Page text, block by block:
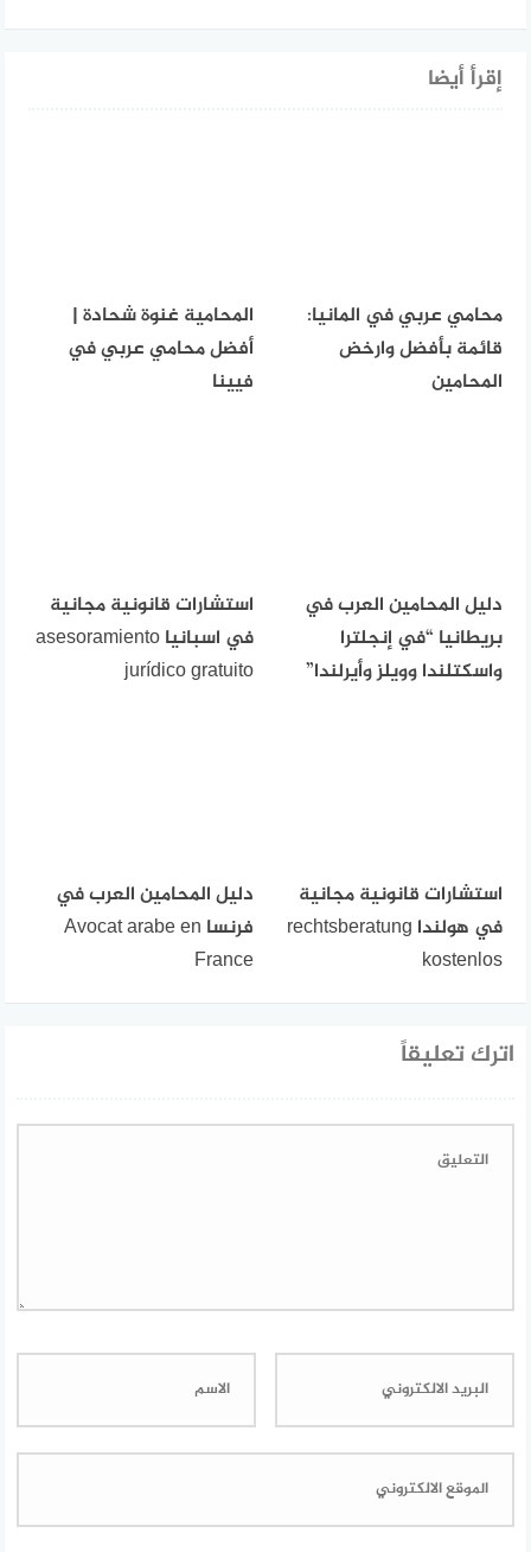
إقرأ أيضا
محامي عربي في المانيا:
قائمة بأفضل وارخض
المحامين
المحامية غنوة شحادة |
أفضل محامي عربي في
فيينا
دليل المحامين العرب في
بريطانيا “في إنجلترا
واسكتلندا وويلز وأيرلندا”
استشارات قانونية مجانية
في اسبانيا asesoramiento
jurídico gratuito
استشارات قانونية مجانية
في هولندا rechtsberatung
kostenlos
دليل المحامين العرب في
فرنسا Avocat arabe en
France
اترك تعليقاً